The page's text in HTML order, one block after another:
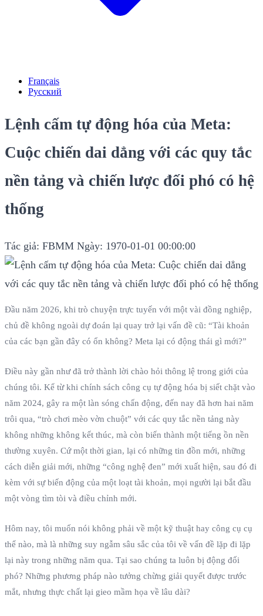
Français
Русский
Lệnh cấm tự động hóa của Meta:
Cuộc chiến dai dẳng với các quy tắc
nền tảng và chiến lược đối phó có hệ
thống
Tác giả: FBMM Ngày: 1970-01-01 00:00:00
Đầu năm 2026, khi trò chuyện trực tuyến với một vài đồng nghiệp,
chủ đề không ngoài dự đoán lại quay trở lại vấn đề cũ: “Tài khoản
của các bạn gần đây có ổn không? Meta lại có động thái gì mới?”
Điều này gần như đã trở thành lời chào hỏi thông lệ trong giới của
chúng tôi. Kể từ khi chính sách công cụ tự động hóa bị siết chặt vào
năm 2024, gây ra một làn sóng chấn động, đến nay đã hơn hai năm
trôi qua, “trò chơi mèo vờn chuột” với các quy tắc nền tảng này
không những không kết thúc, mà còn biến thành một tiếng ồn nền
thường xuyên. Cứ một thời gian, lại có những tin đồn mới, những
cách diễn giải mới, những “công nghệ đen” mới xuất hiện, sau đó đi
kèm với sự biến động của một loạt tài khoản, mọi người lại bắt đầu
một vòng tìm tòi và điều chỉnh mới.
Hôm nay, tôi muốn nói không phải về một kỹ thuật hay công cụ cụ
thể nào, mà là những suy ngẫm sâu sắc của tôi về vấn đề lặp đi lặp
lại này trong những năm qua. Tại sao chúng ta luôn bị động đối
phó? Những phương pháp nào tưởng chừng giải quyết được trước
mắt, nhưng thực chất lại gieo mầm họa về lâu dài?